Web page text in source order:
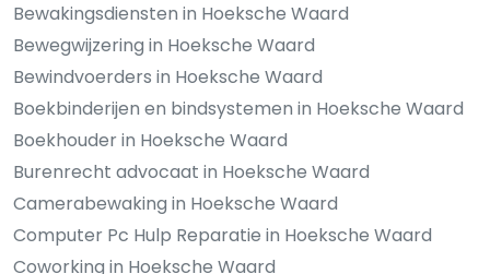
Bewakingsdiensten in Hoeksche Waard
Bewegwijzering in Hoeksche Waard
Bewindvoerders in Hoeksche Waard
Boekbinderijen en bindsystemen in Hoeksche Waard
Boekhouder in Hoeksche Waard
Burenrecht advocaat in Hoeksche Waard
Camerabewaking in Hoeksche Waard
Computer Pc Hulp Reparatie in Hoeksche Waard
Coworking in Hoeksche Waard